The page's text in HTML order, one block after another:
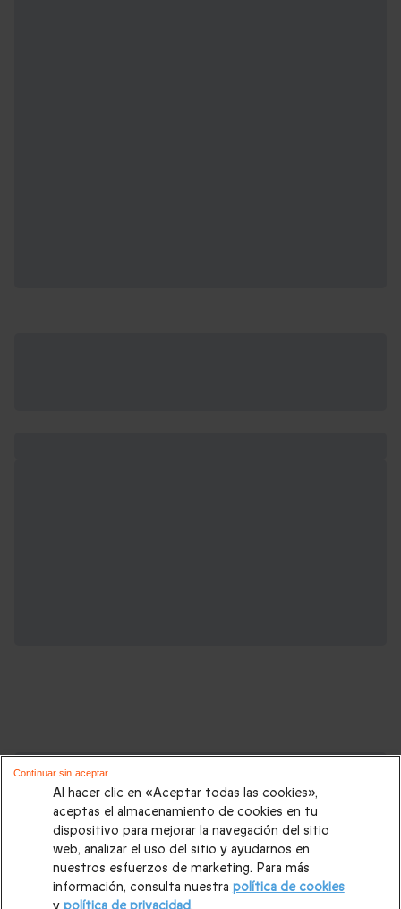
Cajas regalo que podrían interesarte:
Regalos Navidad |Regalos para hombre Navidad|
para mujer Navidad|Regalos de Reyes|Regalos de boda
Regalos de cumpleaños| Regalos para mujer|Regalos para
hombre|Paradores de Turismo| Casas rurales|Entradas
Al hacer clic en «Aceptar todas las cookies»,
aceptas el almacenamiento de cookies en tu
dispositivo para mejorar la navegación del sitio
web, analizar el uso del sitio y ayudarnos en
nuestros esfuerzos de marketing. Para más
información, consulta nuestra política de cookies
Continuar sin aceptar